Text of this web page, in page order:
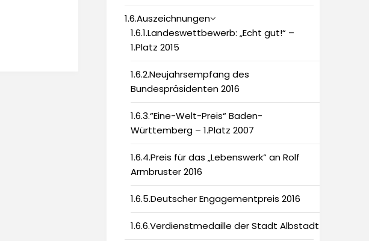
1.6.Auszeichnungen
1.6.1.Landeswettbewerb: „Echt gut!“ –
1.Platz 2015
1.6.2.Neujahrsempfang des
Bundespräsidenten 2016
1.6.3.“Eine-Welt-Preis“ Baden-
Württemberg – 1.Platz 2007
1.6.4.Preis für das „Lebenswerk“ an Rolf
Armbruster 2016
1.6.5.Deutscher Engagementpreis 2016
1.6.6.Verdienstmedaille der Stadt Albstadt